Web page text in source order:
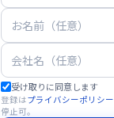
受け取りに同意します
登録はプライバシーポリシー
停止可。